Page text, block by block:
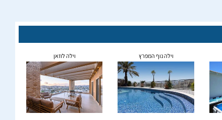
וילה נוף המפרץ וילה לוזאן